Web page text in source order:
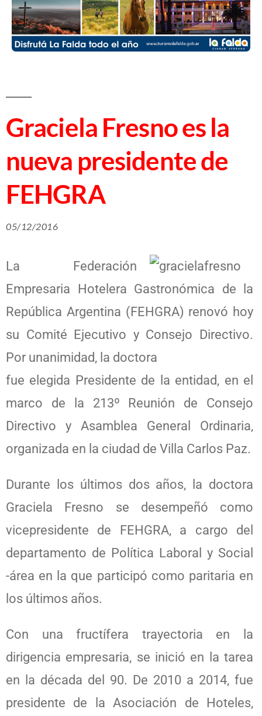
Graciela Fresno es la
nueva presidente de
FEHGRA
05/12/2016
La Federación
Empresaria Hotelera Gastronómica de la
República Argentina (FEHGRA) renovó hoy
su Comité Ejecutivo y Consejo Directivo.
Por unanimidad, la doctora
fue elegida Presidente de la entidad, en el
marco de la 213º Reunión de Consejo
Directivo y Asamblea General Ordinaria,
organizada en la ciudad de Villa Carlos Paz.
Durante los últimos dos años, la doctora
Graciela Fresno se desempeñó como
vicepresidente de FEHGRA, a cargo del
departamento de Política Laboral y Social
-área en la que participó como paritaria en
los últimos años.
Con una fructífera trayectoria en la
dirigencia empresaria, se inició en la tarea
en la década del 90. De 2010 a 2014, fue
presidente de la Asociación de Hoteles,